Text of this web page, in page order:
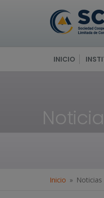
INICIO
Inicio Noticias